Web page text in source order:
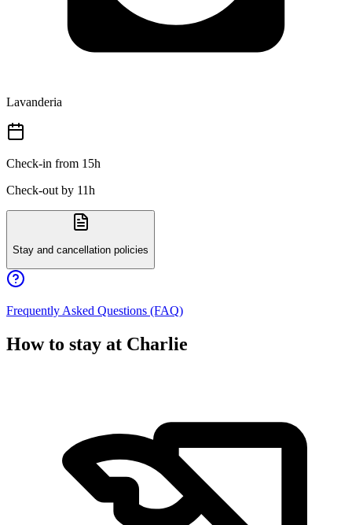
Lavanderia
Check-in from 15h
Check-out by 11h
Stay and cancellation policies
Frequently Asked Questions (FAQ)
How to stay at Charlie